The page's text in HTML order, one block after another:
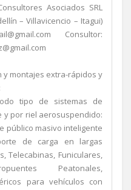
Asociados SRL
– Villavicencio – Itagui)
Consultor:
y montajes extra-rápidos y
tipo de sistemas de
y por riel aerosuspendido:
público masivo inteligente
de carga en largas
Telecabinas, Funiculares,
Peatonales,
para vehículos con